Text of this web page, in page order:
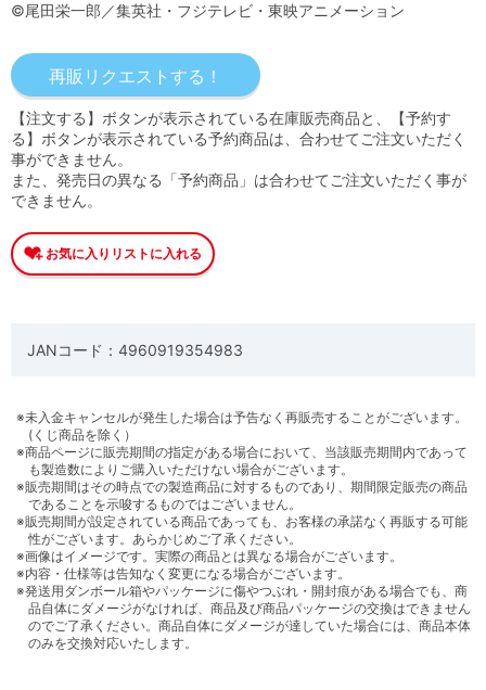
©尾田栄一郎／集英社・フジテレビ・東映アニメーション
【注文する】ボタンが表示されている在庫販売商品と、【予約す
る】ボタンが表示されている予約商品は、合わせてご注文いただく
事ができません。
また、発売日の異なる「予約商品」は合わせてご注文いただく事が
できません。
JANコード：4960919354983
※未入金キャンセルが発生した場合は予告なく再販売することがございます。
(くじ商品を除く）
※商品ページに販売期間の指定がある場合において、当該販売期間内であって
も製造数によりご購入いただけない場合がございます。
※販売期間はその時点での製造商品に対するものであり、期間限定販売の商品
であることを示唆するものではございません。
※販売期間が設定されている商品であっても、お客様の承諾なく再販する可能
性がございます。あらかじめご了承ください。
※画像はイメージです。実際の商品とは異なる場合がございます。
※内容・仕様等は告知なく変更になる場合がございます。
※発送用ダンボール箱やパッケージに傷やつぶれ・開封痕がある場合でも、商
品自体にダメージがなければ、商品及び商品パッケージの交換はできません
のでご了承ください。商品自体にダメージが達していた場合には、商品本体
のみを交換対応いたします。